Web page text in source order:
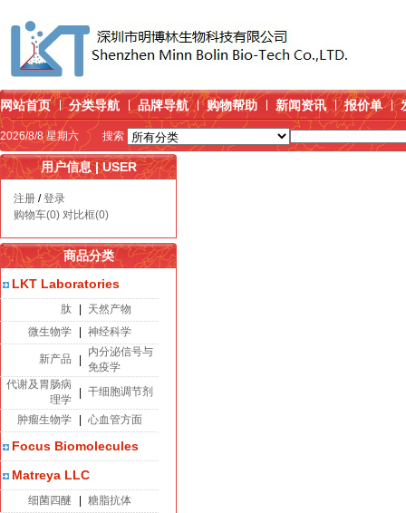
网站首页 分类导航 品牌导航 购物帮助 新闻资讯 报价单
2026/8/8 星期六 搜索
用户信息 | USER
注册 /登录
购物车(0) 对比框(0)
商品分类
LKT Laboratories
肽
天然产物
微生物学
神经科学
新产品
内分泌信号与
免疫学
代谢及胃肠病
理学
干细胞调节剂
肿瘤生物学 心血管方面
Focus Biomolecules
Matreya LLC
细菌四醚
糖脂抗体